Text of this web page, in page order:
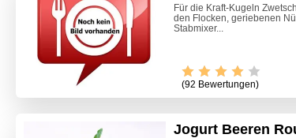
Für die Kraft-Kugeln
den Flocken, geriebenen
Stabmixer...
(92 Bewertungen)
Jogurt Beeren